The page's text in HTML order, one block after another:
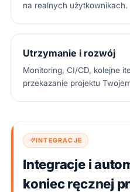
na realnych użytkownikach.
Utrzymanie i rozwój
Monitoring, CI/CD, kolejne
przekazanie projektu
INTEGRACJE
Integracje i
koniec ręcznej